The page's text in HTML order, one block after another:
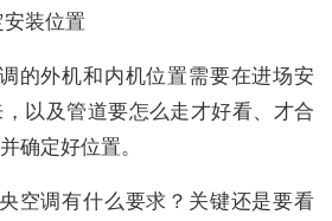
装位置
外机和内机位置需要在进场安
以及管道要怎么走才好看、才合
确定好位置。
调有什么要求？关键还是要看